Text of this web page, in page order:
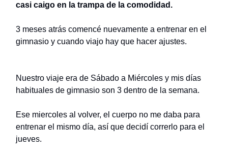
casi caigo en la trampa de la comodidad.
3 meses atrás comencé nuevamente a entrenar en el
gimnasio y cuando viajo hay que hacer ajustes.
Nuestro viaje era de Sábado a Miércoles y mis días
habituales de gimnasio son 3 dentro de la semana.
Ese miercoles al volver, el cuerpo no me daba para
entrenar el mismo día, así que decidí correrlo para el
jueves.